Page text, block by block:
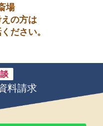
場
の方は
ださい。
料請求